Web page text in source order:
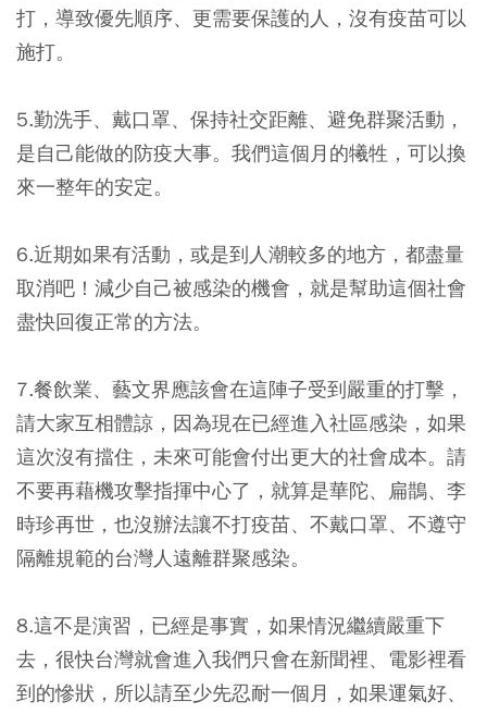
打，導致優先順序、更需要保護的人，沒有疫苗可以
施打。
5.勤洗手、戴口罩、保持社交距離、避免群聚活動，
是自己能做的防疫大事。我們這個月的犧牲，可以換
來一整年的安定。
6.近期如果有活動，或是到人潮較多的地方，都盡量
取消吧！減少自己被感染的機會，就是幫助這個社會
盡快回復正常的方法。
7.餐飲業、藝文界應該會在這陣子受到嚴重的打擊，
請大家互相體諒，因為現在已經進入社區感染，如果
這次沒有擋住，未來可能會付出更大的社會成本。 請
不要再藉機攻擊指揮中心了，就算是華陀、扁鵲、李
時珍再世，也沒辦法讓不打疫苗、不戴口罩、不遵守
隔離規範的台灣人遠離群聚感染。
8.這不是演習，已經是事實，如果情況繼續嚴重下
去，很快台灣就會進入我們只會在新聞裡、電影裡看
到的慘狀 ，所以請至少先忍耐一個月，如果運氣好、